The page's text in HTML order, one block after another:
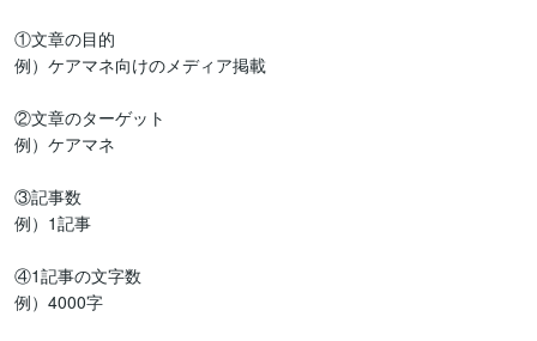
①文章の目的
例）ケアマネ向けのメディア掲載
②文章のターゲット
例）ケアマネ
③記事数
例）1記事
④1記事の文字数
例）4000字